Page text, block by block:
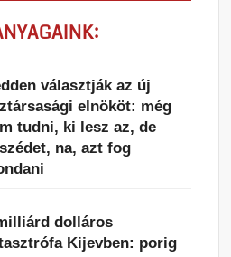
választják az új
elnököt: még
tudni, ki lesz az, de
na, azt fog
dolláros
Kijevben: porig